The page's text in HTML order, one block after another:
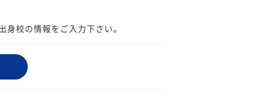
校の情報をご入力下さい。